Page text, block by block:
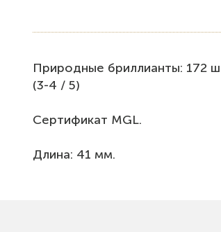
Природные бриллианты: 172
(3-4 / 5)
Сертификат MGL.
Длина: 41 мм.